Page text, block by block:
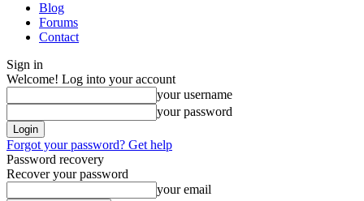
Blog
Forums
Contact
Sign in
Welcome! Log into your account
your username
your password
Forgot your password? Get help
Password recovery
Recover your password
your email